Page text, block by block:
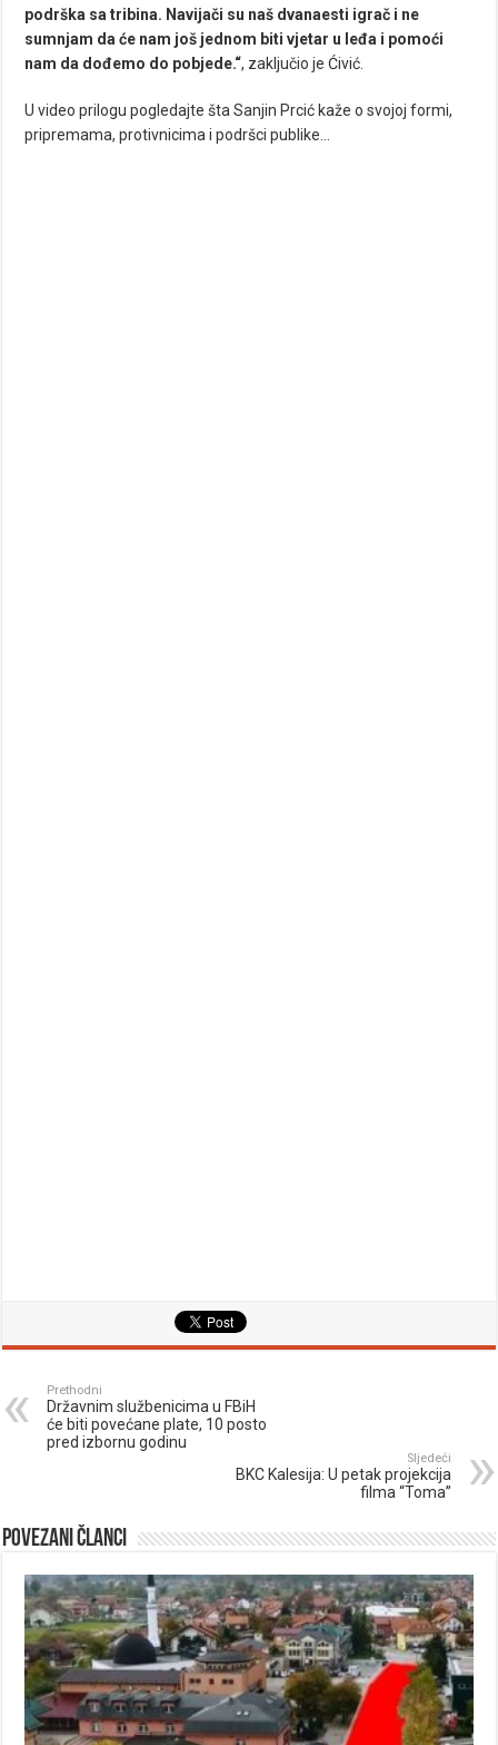
podrška sa tribina. Navijači su naš dvanaesti igrač i ne
sumnjam da će nam još jednom biti vjetar u leđa i pomoći
nam da dođemo do pobjede.“, zaključio je Ćivić.
U video prilogu pogledajte šta Sanjin Prcić kaže o svojoj formi,
pripremama, protivnicima i podršci publike…
Prethodni
Državnim službenicima u FBiH
će biti povećane plate, 10 posto
pred izbornu godinu
Sljedeći
BKC Kalesija: U petak projekcija
filma “Toma”
Povezani članci